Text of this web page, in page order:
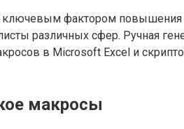
фактором
различных сфер. Ручная
в Microsoft Excel и
макросы